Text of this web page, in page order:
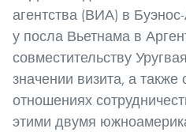
агентства (ВИА) в
у посла Вьетнама в
совместительству
значении визита, а
отношениях
этими двумя